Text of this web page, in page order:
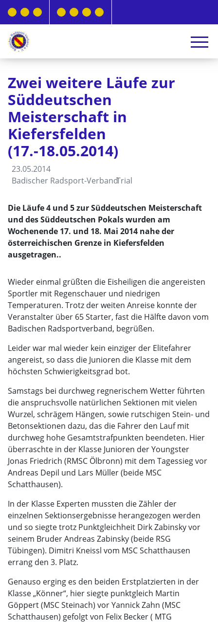
Zwei weitere Läufe zur
Süddeutschen
Meisterschaft in
Kiefersfelden
(17.-18.05.2014)
23.05.2014
Badischer Radsport-VerbandTrial
Die Läufe 4 und 5 zur Süddeutschen Meisterschaft
und des Süddeutschen Pokals wurden am
Wochenende 17. und 18. Mai 2014 nahe der
österreichischen Grenze in Kiefersfelden
ausgetragen..
Wieder einmal grüßten die Eisheiligen die angereisten
Sportler mit Regenschauer und niedrigen
Temperaturen. Trotz der weiten Anreise konnte der
Veranstalter über 65 Starter, fast die Hälfte davon vom
Badischen Radsportverband, begrüßen.
Leider war mal wieder kein einziger der Elitefahrer
angereist, so dass die Junioren die Klasse mit dem
höchsten Schwierigkeitsgrad bot.
Samstags bei durchweg regnerischem Wetter führten
die anspruchsvolle natürlichen Sektionen mit vielen
Wurzel, schrägem Hängen, sowie rutschigen Stein- und
Betonsektionen dazu, das die Fahrer den Lauf mit
durchweg hohe Gesamtstrafpunkten beendeten. Hier
überraschte in der Klasse Junioren der Youngster
Jonas Friedrich (RMSC Ölbronn) mit dem Tagessieg vor
Andreas Depil und Lars Müller (beide MSC
Schatthausen).
In der Klasse Experten mussten die Zähler der
einzelnen Sektionsergebnisse herangezogen werden
und so siegte trotz Punktgleichheit Dirk Zabinsky vor
seinem Bruder Andreas Zabinsky (beide RSG
Tübingen). Dimitri Kneissl vom MSC Schatthausen
errang den 3. Platz.
Genauso erging es den beiden Erstplatzierten in der
Klasse „Könner“, hier siegte punktgleich Martin
Göppert (MSC Steinach) vor Yannick Zahn (MSC
Schatthausen) gefolgt von Felix Becker ( MTG